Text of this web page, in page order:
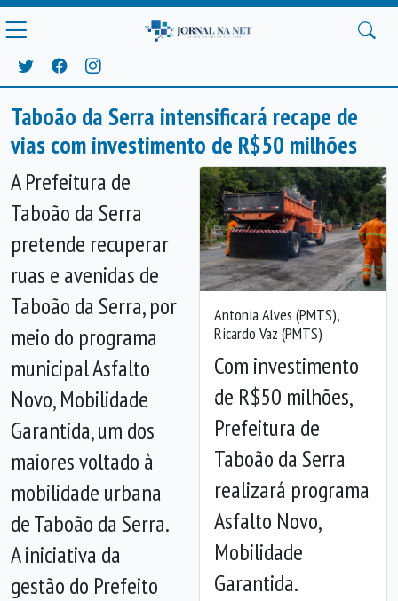
Taboão da Serra intensificará recape de
vias com investimento de R$50 milhões
Antonia Alves (PMTS),
Ricardo Vaz (PMTS)
Com investimento
de R$50 milhões,
Prefeitura de
Taboão da Serra
realizará programa
Asfalto Novo,
Mobilidade
Garantida.
Anterior
A Prefeitura de
Taboão da Serra
pretende recuperar
ruas e avenidas de
Taboão da Serra, por
meio do programa
municipal Asfalto
Novo, Mobilidade
Garantida, um dos
maiores voltado à
mobilidade urbana
de Taboão da Serra.
A iniciativa da
gestão do Prefeito